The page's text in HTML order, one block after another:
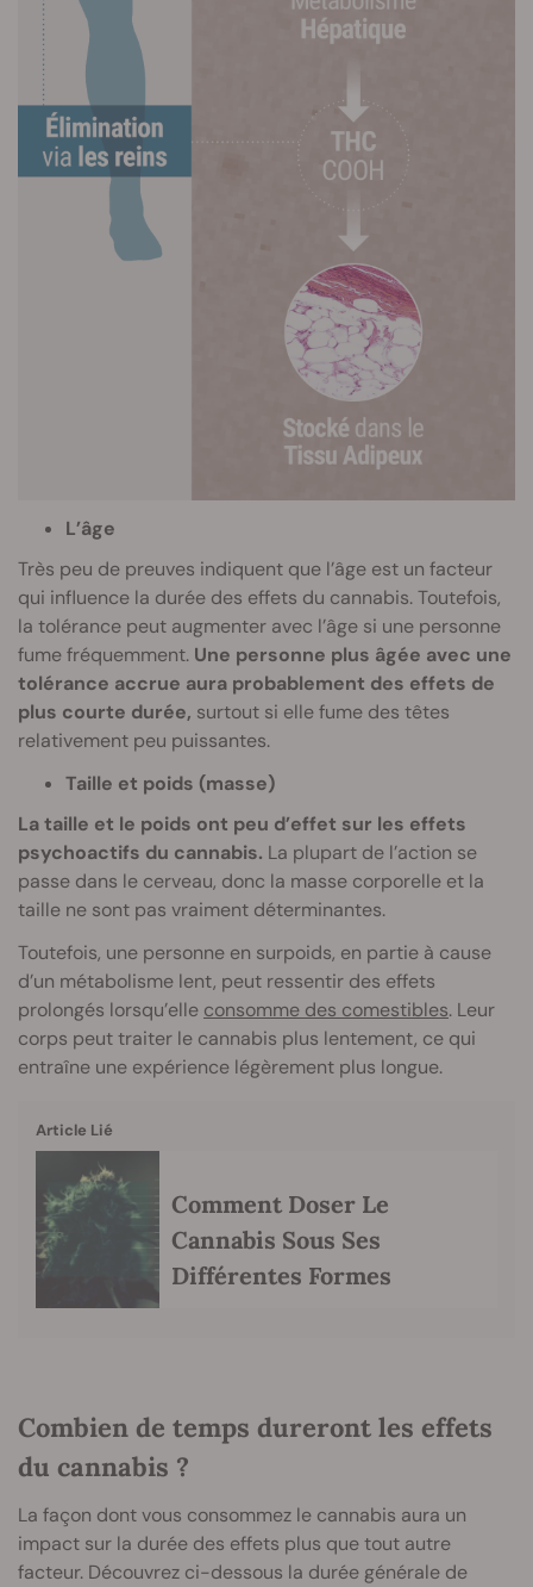
L’âge
Très peu de preuves indiquent que l’âge est un facteur
qui influence la durée des effets du cannabis. Toutefois,
la tolérance peut augmenter avec l’âge si une personne
fume fréquemment. Une personne plus âgée avec une
tolérance accrue aura probablement des effets de
plus courte durée, surtout si elle fume des têtes
relativement peu puissantes.
Taille et poids (masse)
La taille et le poids ont peu d’effet sur les effets
psychoactifs du cannabis. La plupart de l’action se
passe dans le cerveau, donc la masse corporelle et la
taille ne sont pas vraiment déterminantes.
Toutefois, une personne en surpoids, en partie à cause
d’un métabolisme lent, peut ressentir des effets
prolongés lorsqu’elle consomme des comestibles. Leur
corps peut traiter le cannabis plus lentement, ce qui
entraîne une expérience légèrement plus longue.
Article Lié
Comment Doser Le
Cannabis Sous Ses
Différentes Formes
Combien de temps dureront les effets
du cannabis ?
La façon dont vous consommez le cannabis aura un
impact sur la durée des effets plus que tout autre
facteur. Découvrez ci-dessous la durée générale de